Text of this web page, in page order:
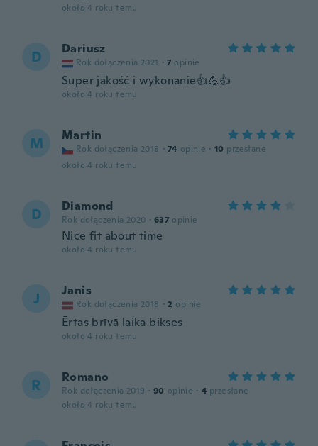
około 4 roku temu
D Dariusz
Rok dołączenia 2021 · 7 opinie
Super jakość i wykonanie👍💪👍
około 4 roku temu
M Martin
Rok dołączenia 2018 · 74 opinie · 10 przesłane
około 4 roku temu
D Diamond
Rok dołączenia 2020 · 637 opinie
Nice fit about time
około 4 roku temu
J Janis
Rok dołączenia 2018 · 2 opinie
Ērtas brīvā laika bikses
około 4 roku temu
R Romano
Rok dołączenia 2019 · 90 opinie · 4 przesłane
około 4 roku temu